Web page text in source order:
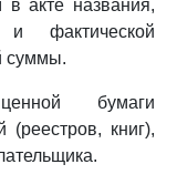
в акте названия,
фактической
суммы.
бумаги
книг),